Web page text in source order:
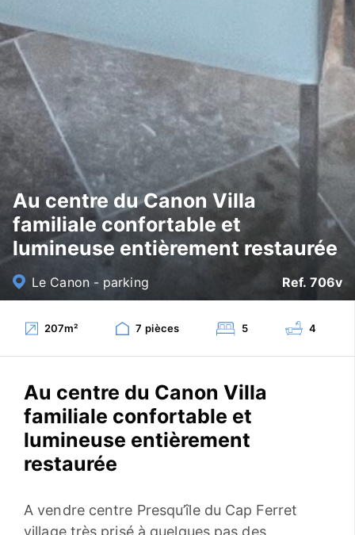
Au centre du Canon Villa
familiale confortable et
lumineuse entièrement restaurée
Le Canon - parking Ref. 706v
207m² 7 pièces 5 4
Au centre du Canon Villa
familiale confortable et
lumineuse entièrement
restaurée
A vendre centre Presqu’île du Cap Ferret
village très prisé à quelques pas des